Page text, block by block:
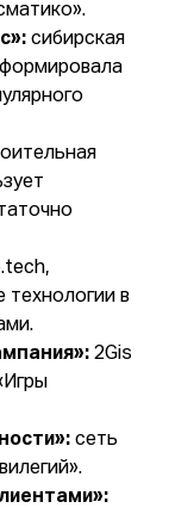
сибирская
технологии в
2Gis
сеть